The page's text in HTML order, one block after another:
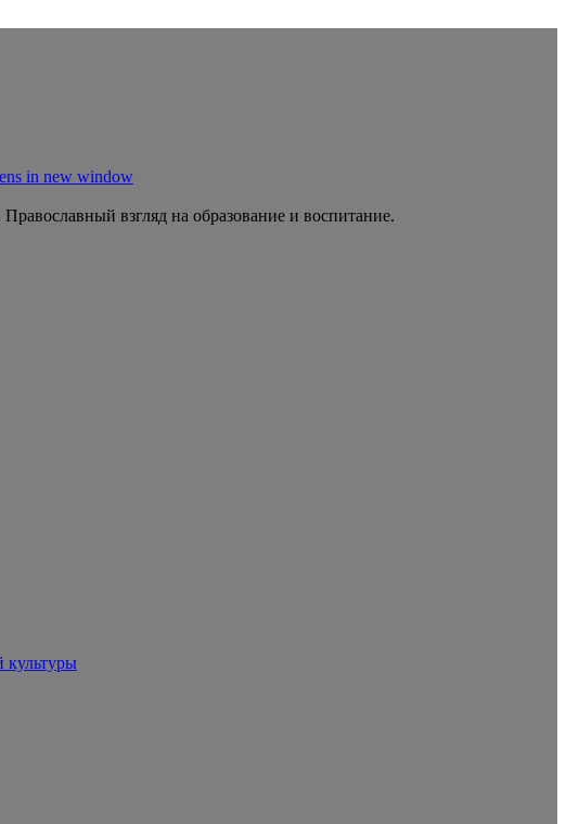
in new window
взгляд на образование и воспитание.
культуры